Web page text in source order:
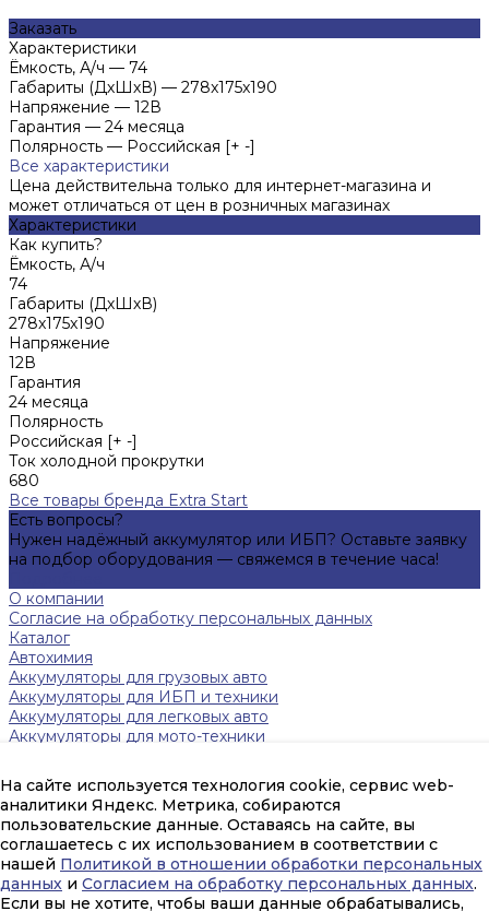
На сайте используется технология cookie, сервис web-
аналитики Яндекс. Метрика, собираются
пользовательские данные. Оставаясь на сайте, вы
соглашаетесь с их использованием в соответствии с
нашей Политикой в отношении обработки персональных
данных и Согласием на обработку персональных данных.
Если вы не хотите, чтобы ваши данные обрабатывались,
Заказать
Характеристики
Ёмкость, А/ч — 74
Габариты (ДхШхВ) — 278x175x190
Напряжение — 12В
Гарантия — 24 месяца
Полярность — Российская [+ -]
Все характеристики
Цена действительна только для интернет-магазина и
может отличаться от цен в розничных магазинах
Характеристики
Как купить?
Ёмкость, А/ч
74
Габариты (ДхШхВ)
278x175x190
Напряжение
12В
Гарантия
24 месяца
Полярность
Российская [+ -]
Ток холодной прокрутки
680
Все товары бренда Extra Start
Есть вопросы?
Нужен надёжный аккумулятор или ИБП? Оставьте заявку
на подбор оборудования — свяжемся в течение часа!
О компании
Согласие на обработку персональных данных
Каталог
Автохимия
Аккумуляторы для грузовых авто
Аккумуляторы для ИБП и техники
Аккумуляторы для легковых авто
Аккумуляторы для мото-техники
Инверторы
Источники бесперебойного питания
Тяговые аккумуляторы FAAM
Помощь
Оплата и гарантия
Доставка
mail@amperpeterburg.ru